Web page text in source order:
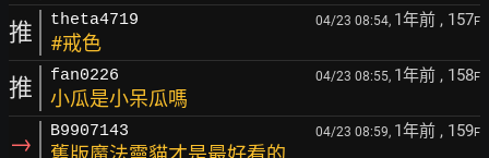
推 theta4719 04/23 08:54, 1年前 , 157F
#戒色
推 fan0226 04/23 08:55, 1年前 , 158F
小瓜是小呆瓜嗎
→ B9907143 04/23 08:59, 1年前 , 159F